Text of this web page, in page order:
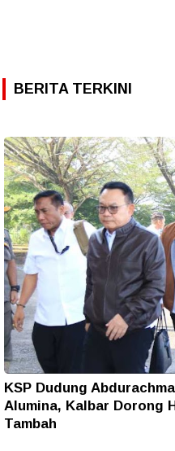
BERITA TERKINI
KSP Dudung
Alumina, Kalbar Dorong
Tambah